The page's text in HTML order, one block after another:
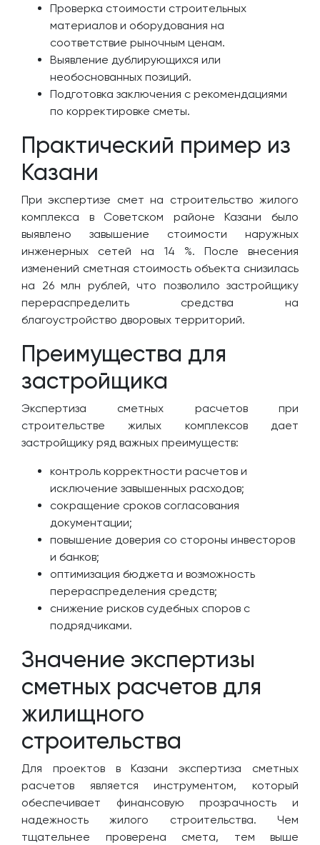
Проверка стоимости строительных
материалов и оборудования на
соответствие рыночным ценам.
Выявление дублирующихся или
необоснованных позиций.
Подготовка заключения с рекомендациями
по корректировке сметы.
Практический пример из
Казани
При экспертизе смет на строительство жилого
комплекса в Советском районе Казани было
выявлено завышение стоимости наружных
инженерных сетей на 14 %. После внесения
изменений сметная стоимость объекта снизилась
на 26 млн рублей, что позволило застройщику
перераспределить средства на
благоустройство дворовых территорий.
Преимущества для
застройщика
Экспертиза сметных расчетов при
строительстве жилых комплексов дает
застройщику ряд важных преимуществ:
контроль корректности расчетов и
исключение завышенных расходов;
сокращение сроков согласования
документации;
повышение доверия со стороны инвесторов
и банков;
оптимизация бюджета и возможность
перераспределения средств;
снижение рисков судебных споров с
подрядчиками.
Значение экспертизы
сметных расчетов для
жилищного
строительства
Для проектов в Казани экспертиза сметных
расчетов является инструментом, который
обеспечивает финансовую прозрачность и
надежность жилого строительства. Чем
тщательнее проверена смета, тем выше